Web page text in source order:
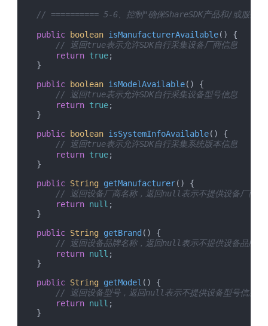
// ========== 5-6、控制"确保ShareSDK产品和/或服务在
public boolean isManufacturerAvailable( ) {
// 返回true表示允许SDK自行采集设备厂商信息
return true;
    }
public
boolean isModelAvailable( ) {
// 返回true表示允许SDK自行采集设备型号信息
return true;
    }
public
boolean isSystemInfoAvailable( ) {
// 返回true表示允许SDK自行采集系统版本信息
return true;
    }
public String getManufacturer( ) {
// 返回设备厂商名称，返回null表示不提供设备厂商信
return null ;
    }
public String getBrand ( ) {
// 返回设备品牌名称，返回null表示不提供设备品牌信
return null ;
    }
public String getModel ( ) {
// 返回设备型号，返回null表示不提供设备型号信息
return null ;
    }